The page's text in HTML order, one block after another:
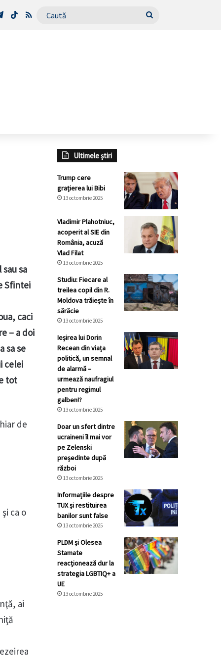
Telegram
TikTokRSS Caută
sa
Sfintei
caci
– a doi
sa se
celei
tot
de
ca o
ai
Ultimele știri
Trump cere
grațierea lui Bibi
13 octombrie 2025
Vladimir Plahotniuc,
acoperit al SIE din
România, acuză
Vlad Filat
13 octombrie 2025
Studiu: Fiecare al
treilea copil din R.
Moldova trăiește în
sărăcie
13 octombrie 2025
Ieșirea lui Dorin
Recean din viața
politică, un semnal
de alarmă –
urmează naufragiul
pentru regimul
galben!?
13 octombrie 2025
Doar un sfert dintre
ucraineni îl mai vor
pe Zelenski
președinte după
război
13 octombrie 2025
Informațiile despre
TUX și restituirea
banilor sunt false
13 octombrie 2025
PLDM și Olesea
Stamate
reacționează dur la
strategia LGBTIQ+ a
UE
13 octombrie 2025